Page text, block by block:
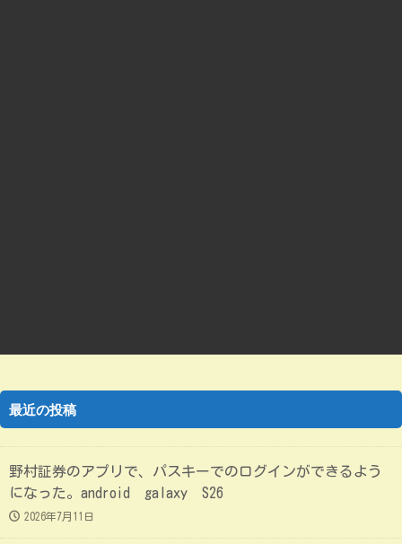
最近の投稿
野村証券のアプリで、パスキーでのログインができるよう
になった。android galaxy S26
2026年7月11日